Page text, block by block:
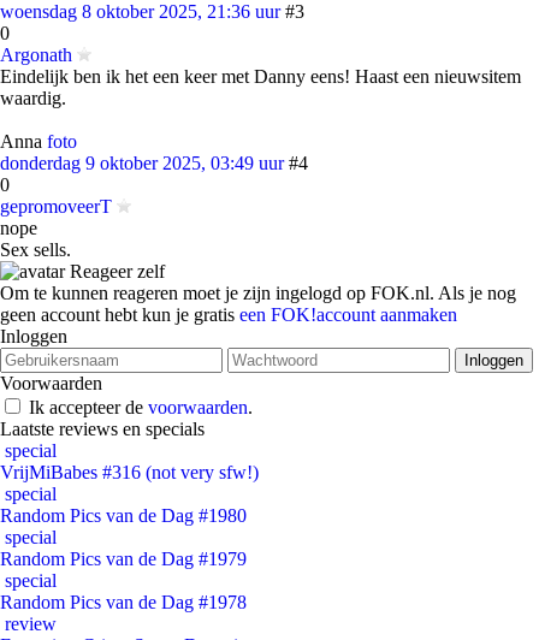
woensdag 8 oktober 2025, 21:36 uur #3
0
Argonath
Eindelijk ben ik het een keer met Danny eens! Haast een nieuwsitem
waardig.
Anna foto
donderdag 9 oktober 2025, 03:49 uur #4
0
gepromoveerT
nope
Sex sells.
Reageer zelf
Om te kunnen reageren moet je zijn ingelogd op FOK.nl. Als je nog
geen account hebt kun je gratis een FOK!account aanmaken
Inloggen
Voorwaarden
Ik accepteer de voorwaarden.
Laatste reviews en specials
special
VrijMiBabes #316 (not very sfw!)
special
Random Pics van de Dag #1980
special
Random Pics van de Dag #1979
special
Random Pics van de Dag #1978
review